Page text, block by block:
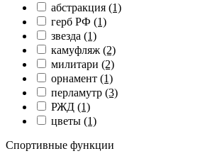
абстракция (1)
герб РФ (1)
звезда (1)
камуфляж (2)
милитари (2)
орнамент (1)
перламутр (3)
РЖД (1)
цветы (1)
Спортивные функции